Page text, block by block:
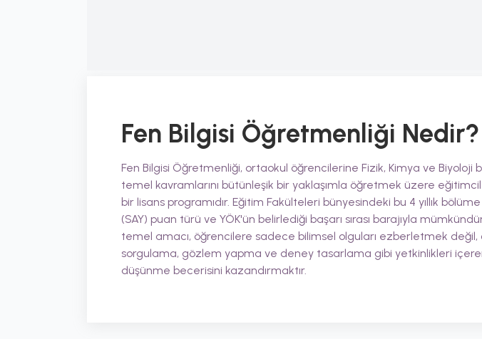
Fen Bilgisi Öğretmenliği Nedir?
Fen Bilgisi Öğretmenliği, ortaokul öğrencilerine Fizik, Kimya ve Biyoloji
temel kavramlarını bütünleşik bir yaklaşımla öğretmek üzere
bir lisans programıdır. Eğitim Fakülteleri bünyesindeki bu 4 yıllık bölüme
(SAY) puan türü ve YÖK'ün belirlediği başarı sırası barajıyla
temel amacı, öğrencilere sadece bilimsel olguları ezberletmek değil,
sorgulama, gözlem yapma ve deney tasarlama gibi yetkinlikleri
düşünme becerisini kazandırmaktır.